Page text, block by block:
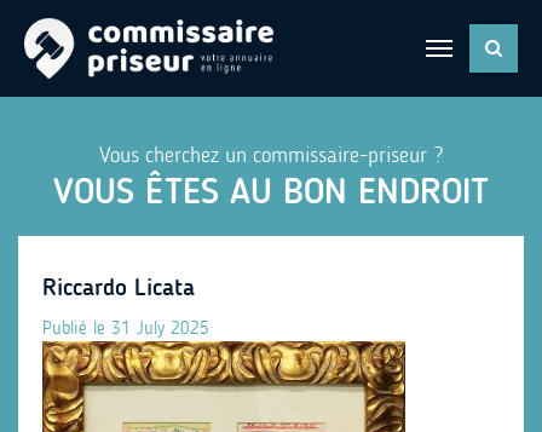
Vous cherchez un commissaire-priseur ?
VOUS ÊTES AU BON ENDROIT
Riccardo Licata
Publié le 31 July 2025